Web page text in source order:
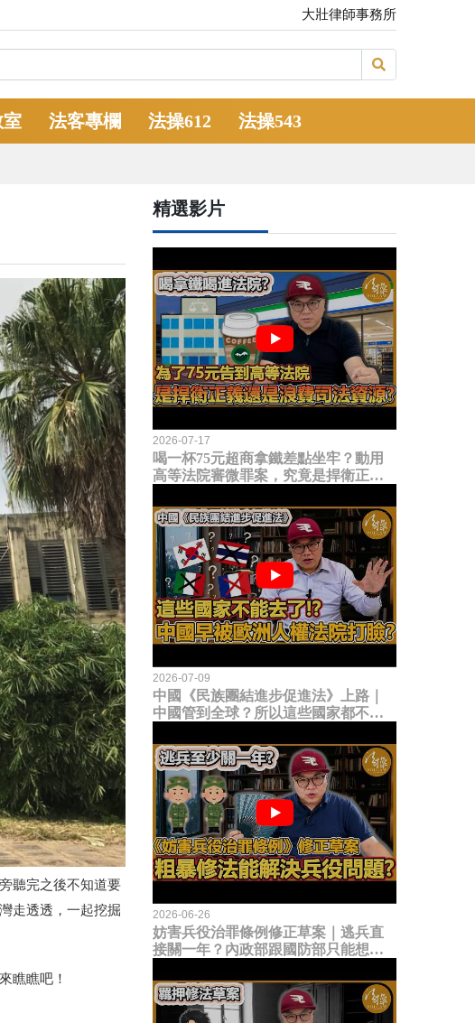
大壯律師事務所
室 法客專欄 法操612 法操543
聽完之後不知道要
走透透，一起挖掘
瞧瞧吧！
精選影片
2026-07-17
喝一杯75元超商拿鐵差點坐牢？動用
高等法院審微罪案，究竟是捍衛正義
2026-07-09
中國《民族團結進步促進法》上路｜
中國管到全球？所以這些國家都不能
臉？
2026-06-26
妨害兵役治罪條例修正草案｜逃兵直
接關一年？內政部跟國防部只能想到
題？